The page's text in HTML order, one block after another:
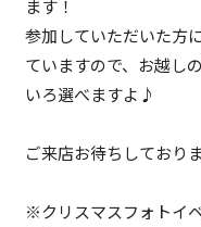
ます！
参加していただいた方
ていますので、お越し
いろ選べますよ♪
ご来店お待ちしており
※クリスマスフォトイ